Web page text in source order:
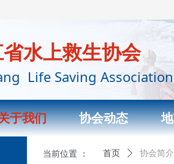
于我们 协会动态
水上救生协会
Life Saving Association
首页 ꄲ 协会简介
当前位置 ：